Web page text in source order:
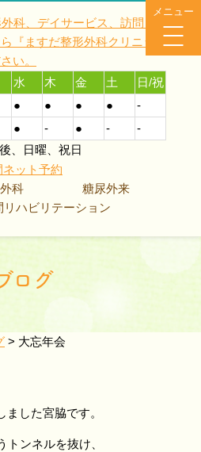
水 木 金 土
日/祝
● ● ● ●
-
● - ● -
-
、日曜、祝日
科
糖尿外来
リハビリテーション
メニュー
ログ
> 大忘年会
した宮脇です。
ンネルを抜け、